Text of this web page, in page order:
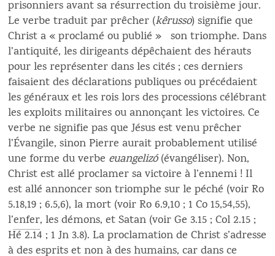
prisonniers avant sa résurrection du troisième jour.
Le verbe traduit par prêcher (kêrusso) signifie que
Christ a « proclamé ou publié » son triomphe. Dans
l’antiquité, les dirigeants dépêchaient des hérauts
pour les représenter dans les cités ; ces derniers
faisaient des déclarations publiques ou précédaient
les généraux et les rois lors des processions célébrant
les exploits militaires ou annonçant les victoires. Ce
verbe ne signifie pas que Jésus est venu prêcher
l’Évangile, sinon Pierre aurait probablement utilisé
une forme du verbe euangelizó(évangéliser). Non,
Christ est allé proclamer sa victoire à l’ennemi ! Il
est allé annoncer son triomphe sur le péché (voir Ro
5.18,19 ; 6.5,6), la mort (voir Ro 6.9,10 ; 1 Co 15,54,55),
l’enfer, les démons, et Satan (voir Ge 3.15 ; Col 2.15 ;
Hé 2.14 ; 1 Jn 3.8). La proclamation de Christ s’adresse
à des esprits et non à des humains, car dans ce